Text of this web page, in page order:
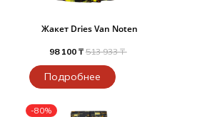
Жакет Dries Van Noten
98 100 ₸ 513 933 ₸
Подробнее
-80%